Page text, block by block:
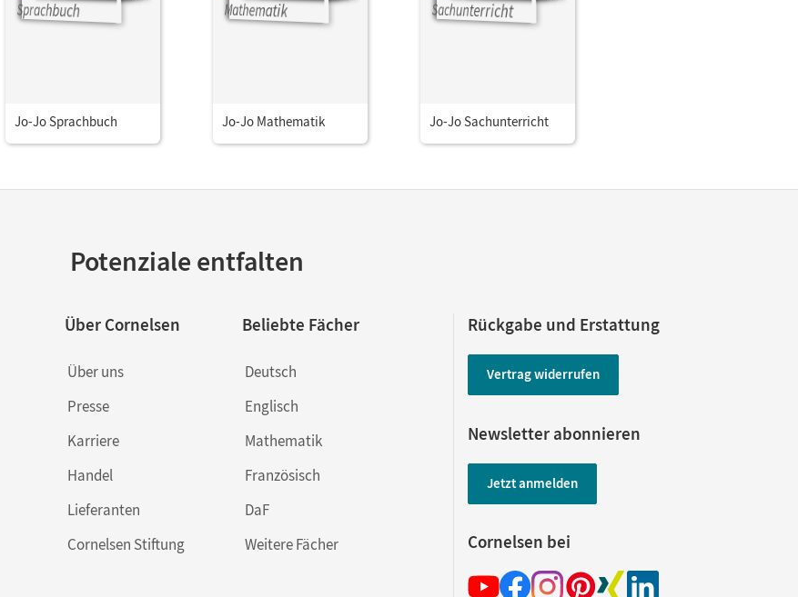
Jo-Jo Sprachbuch Jo-Jo Mathematik Jo-Jo Sachunterricht
Potenziale entfalten
Über Cornelsen
Über uns
Presse
Karriere
Handel
Lieferanten
Cornelsen Stiftung
Beliebte Fächer
Deutsch
Englisch
Mathematik
Französisch
DaF
Weitere Fächer
Rückgabe und Erstattung
Vertrag widerrufen
Newsletter abonnieren
Jetzt anmelden
Cornelsen bei